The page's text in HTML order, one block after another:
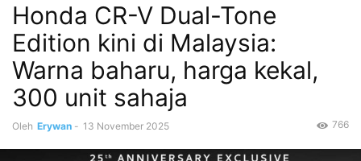
Honda CR-V Dual-Tone
Edition kini di Malaysia:
Warna baharu, harga kekal,
300 unit sahaja
Oleh Erywan - 13 November 2025 766